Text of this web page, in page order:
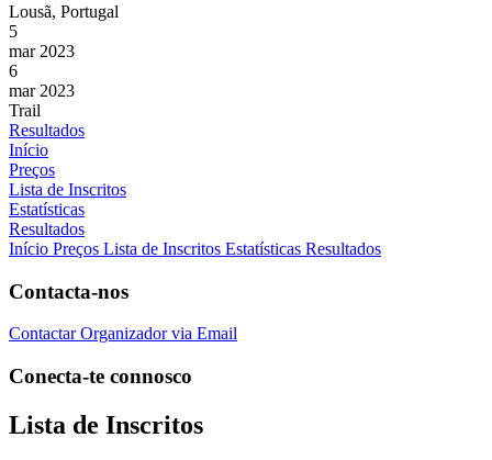
Lousã, Portugal
5
mar 2023
6
mar 2023
Trail
Resultados
Início
Preços
Lista de Inscritos
Estatísticas
Resultados
Início Preços Lista de Inscritos Estatísticas Resultados
Contacta-nos
Contactar Organizador via Email
Conecta-te connosco
Lista de Inscritos